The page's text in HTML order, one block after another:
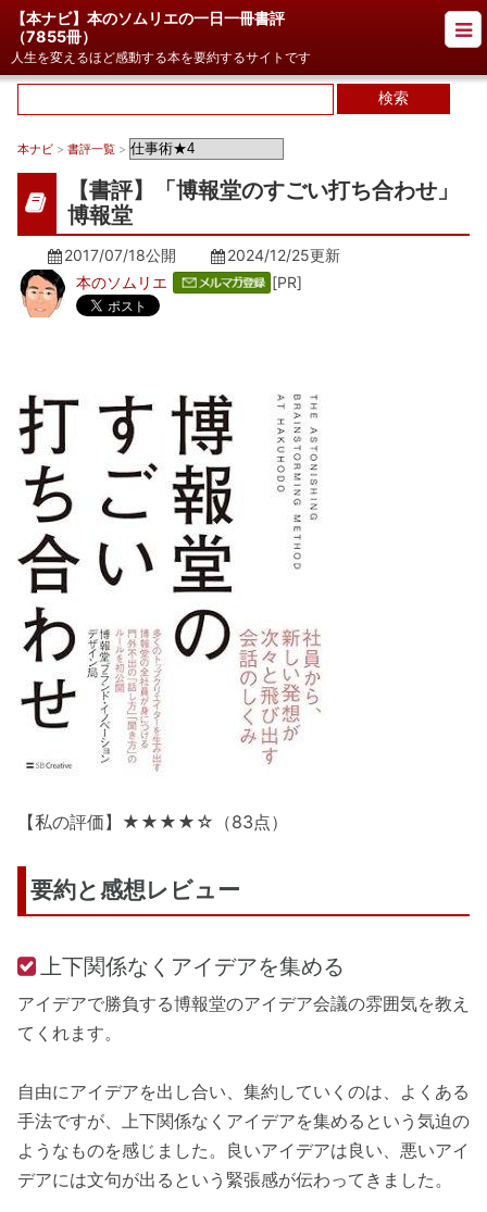
【本ナビ】本のソムリエの一日一冊書評
（7855冊）
人生を変えるほど感動する本を要約するサイトです
本ナビ > 書評一覧 >
【書評】「博報堂のすごい打ち合わせ」
博報堂
2017/07/18公開 2024/12/25更新
本のソムリエ
[PR]
【私の評価】★★★★☆（83点）
要約と感想レビュー
上下関係なくアイデアを集める
アイデアで勝負する博報堂のアイデア会議の雰囲気を教え
てくれます。
自由にアイデアを出し合い、集約していくのは、よくある
手法ですが、上下関係なくアイデアを集めるという気迫の
ようなものを感じました。良いアイデアは良い、悪いアイ
デアには文句が出るという緊張感が伝わってきました。